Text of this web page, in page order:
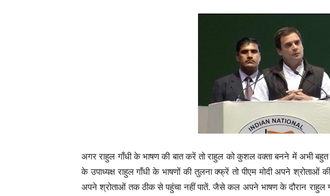
अगर राहुल गाँधी के भाषण की बात करें तो राहुल को कुशल वक्ता बनने में अभी
के उपाध्यक्ष राहुल गाँधी के भाषणों की तुलना क्फ्रें तो पीएम मोदी अपने श्रोताओं
अपने श्रोताओं तक ठीक से पहुंचा नहीं पातें. जैसे कल अपने भाषण के दौरान